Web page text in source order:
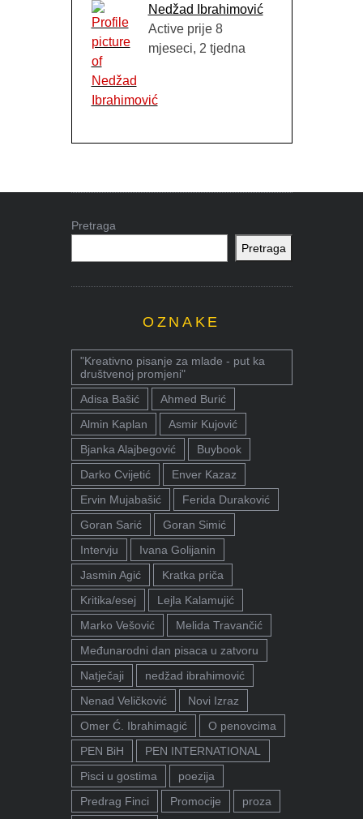
Nedžad Ibrahimović
Active prije 8
mjeseci, 2 tjedna
Pretraga
Pretraga
OZNAKE
"Kreativno pisanje za mlade - put ka
društvenoj promjeni"
Adisa Bašić
Ahmed Burić
Almin Kaplan
Asmir Kujović
Bjanka Alajbegović
Buybook
Darko Cvijetić
Enver Kazaz
Ervin Mujabašić
Ferida Duraković
Goran Sarić
Goran Simić
Intervju
Ivana Golijanin
Jasmin Agić
Kratka priča
Kritika/esej
Lejla Kalamujić
Marko Vešović
Melida Travančić
Međunarodni dan pisaca u zatvoru
Natječaji
nedžad ibrahimović
Nenad Veličković
Novi Izraz
Omer Ć. Ibrahimagić
O penovcima
PEN BiH
PEN INTERNATIONAL
Pisci u gostima
poezija
Predrag Finci
Promocije
proza